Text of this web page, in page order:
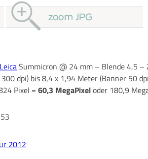
LeicaSummicron @ 24 mm – Blende 4,5
dpi) bis 8,4 x 1,94 Meter (Banner 50
Pixel = 60,3 MegaPixeloder 180,9
2012